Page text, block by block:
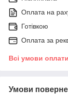
Оплата на
Готівкою
Оплата за
Всі умови оплати
Умови